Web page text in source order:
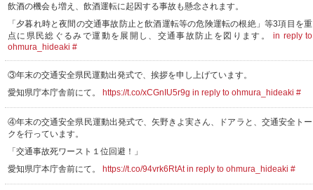
飲酒の機会も増え、飲酒運転に起因する事故も懸念されます。
「夕暮れ時と夜間の交通事故防止と飲酒運転等の危険運転の根絶」等3項目を重
点に県民総ぐるみで運動を展開し、交通事故防止を図ります。in reply to
ohmura_hideaki #
③年末の交通安全県民運動出発式で、挨拶を申し上げています。
愛知県庁本庁舎前にて。
https://t.co/xCGnIU5r9g in reply to ohmura_hideaki #
④年末の交通安全県民運動出発式で、矢野きよ実さん、ドアラと、交通安全トー
クを行っています。
「交通事故死ワースト１位回避！」
愛知県庁本庁舎前にて。
https://t.co/94vrk6RtAt in reply to ohmura_hideaki #